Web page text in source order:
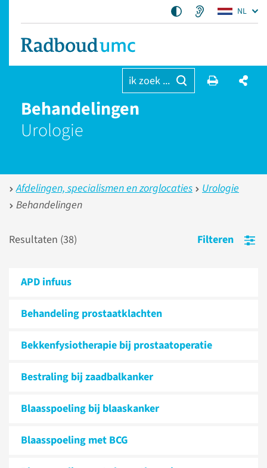
NL
ik zoek ...
Behandelingen
Urologie
Afdelingen, specialismen en zorglocaties
Urologie
Behandelingen
Resultaten (38) Filteren
APD infuus
Behandeling prostaatklachten
Bekken­fysiotherapie bij prostaatoperatie
Bestraling bij zaadbalkanker
Blaasspoeling bij blaaskanker
Blaasspoeling met BCG